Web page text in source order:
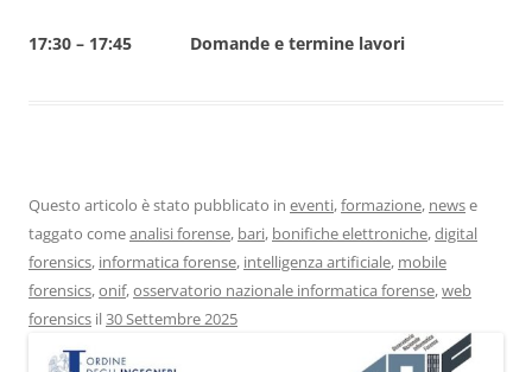
17:30 – 17:45 Domande e termine lavori
Questo articolo è stato pubblicato in eventi,formazione, newse
taggato comeanalisi forense, bari, bonifiche elettroniche,digital
forensics, informatica forense, intelligenza artificiale, mobile
forensics,onif,osservatorio nazionale informatica forense,web
forensics il30 Settembre 2025